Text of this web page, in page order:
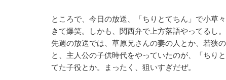
ところで、今日の放送、「ちりとてちん」で小草
きて爆笑。しかも、関西弁で上方落語やってるし。
先週の放送では、草原兄さんの妻の人とか、若狭
と、主人公の子供時代をやっていたのが、「ちり
てた子役とか。まったく、狙いすぎだぜ。